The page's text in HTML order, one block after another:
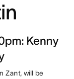
Kenny
Zant, will be